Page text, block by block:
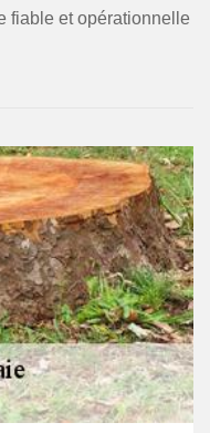
fiable et opérationnelle